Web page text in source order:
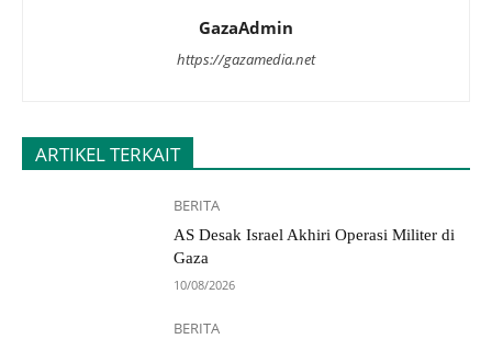
GazaAdmin
https://gazamedia.net
ARTIKEL TERKAIT
BERITA
AS Desak Israel Akhiri Operasi Militer di
Gaza
10/08/2026
BERITA